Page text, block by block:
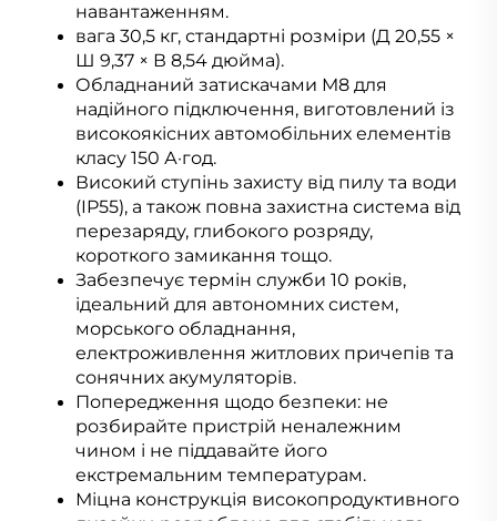
навантаженням.
вага 30,5 кг, стандартні розміри (Д 20,55 ×
Ш 9,37 × В 8,54 дюйма).
Обладнаний затискачами M8 для
надійного підключення, виготовлений із
високоякісних автомобільних елементів
класу 150 А·год.
Високий ступінь захисту від пилу та води
(IP55), а також повна захистна система від
перезаряду, глибокого розряду,
короткого замикання тощо.
Забезпечує термін служби 10 років,
ідеальний для автономних систем,
морського обладнання,
електроживлення житлових причепів та
сонячних акумуляторів.
Попередження щодо безпеки: не
розбирайте пристрій неналежним
чином і не піддавайте його
екстремальним температурам.
Міцна конструкція високопродуктивного